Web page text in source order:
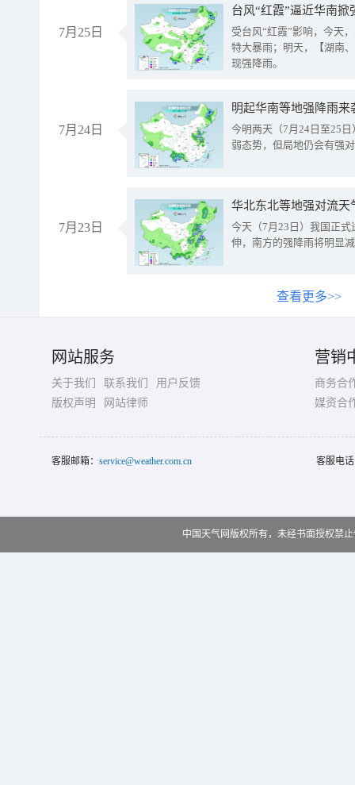
7月25日
台风“红霞”逼近华南
受台风“红霞”影响，今天
特大暴雨；明天，【湖南
现强降雨。
7月24日
明起华南等地强降雨
今明两天（7月24日至25
弱态势，但局地仍会有强
7月23日
华北东北等地强对流天
今天（7月23日）我国正
伸，南方的强降雨将明显
查看更多>>
网站服务
关于我们 联系我们
用户反馈
版权声明
网站律师
营销
商务合
媒资合
客服邮箱： service@weather.com.cn 客服电
中国天气网版权所有，未经书面授权